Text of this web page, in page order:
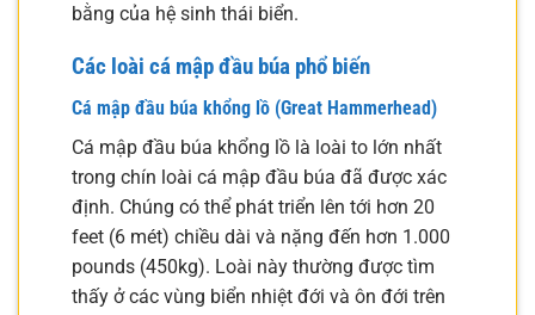
bằng của hệ sinh thái biển.
Các loài cá mập đầu búa phổ biến
Cá mập đầu búa khổng lồ (Great Hammerhead)
Cá mập đầu búa khổng lồ là loài to lớn nhất
trong chín loài cá mập đầu búa đã được xác
định. Chúng có thể phát triển lên tới hơn 20
feet (6 mét) chiều dài và nặng đến hơn 1.000
pounds (450kg). Loài này thường được tìm
thấy ở các vùng biển nhiệt đới và ôn đới trên